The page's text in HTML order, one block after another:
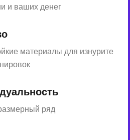
и ваших денег
материалы для изнурите
ряд